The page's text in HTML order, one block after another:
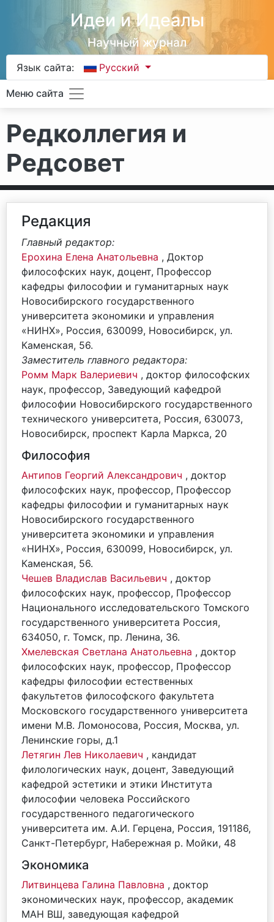
Идеи и Идеалы
Научный журнал
Язык сайта: Русский
Меню сайта
Редколлегия и
Редсовет
Редакция
Главный редактор:
Ерохина Елена Анатольевна , Доктор
философских наук, доцент, Профессор
кафедры философии и гуманитарных наук
Новосибирского государственного
университета экономики и управления
«НИНХ», Россия, 630099, Новосибирск, ул.
Каменская, 56.
Заместитель главного редактора:
Ромм Марк Валериевич , доктор философских
наук, профессор, Заведующий кафедрой
философии Новосибирского государственного
технического университета, Россия, 630073,
Новосибирск, проспект Карла Маркса, 20
Философия
Антипов Георгий Александрович , доктор
философских наук, профессор, Профессор
кафедры философии и гуманитарных наук
Новосибирского государственного
университета экономики и управления
«НИНХ», Россия, 630099, Новосибирск, ул.
Каменская, 56.
Чешев Владислав Васильевич , доктор
философских наук, профессор, Профессор
Национального исследовательского Томского
государственного университета Россия,
634050, г. Томск, пр. Ленина, 36.
Хмелевская Светлана Анатольевна , доктор
философских наук, профессор, Профессор
кафедры философии естественных
факультетов философского факультета
Московского государственного университета
имени М.В. Ломоносова, Россия, Москва, ул.
Ленинские горы, д.1
Летягин Лев Николаевич , кандидат
филологических наук, доцент, Заведующий
кафедрой эстетики и этики Института
философии человека Российского
государственного педагогического
университета им. А.И. Герцена, Россия, 191186,
Санкт-Петербург, Набережная р. Мойки, 48
Экономика
Литвинцева Галина Павловна , доктор
экономических наук, профессор, академик
МАН ВШ, заведующая кафедрой